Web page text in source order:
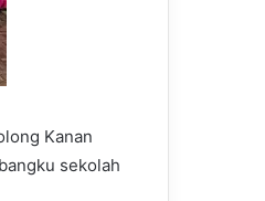
Kanan
sekolah